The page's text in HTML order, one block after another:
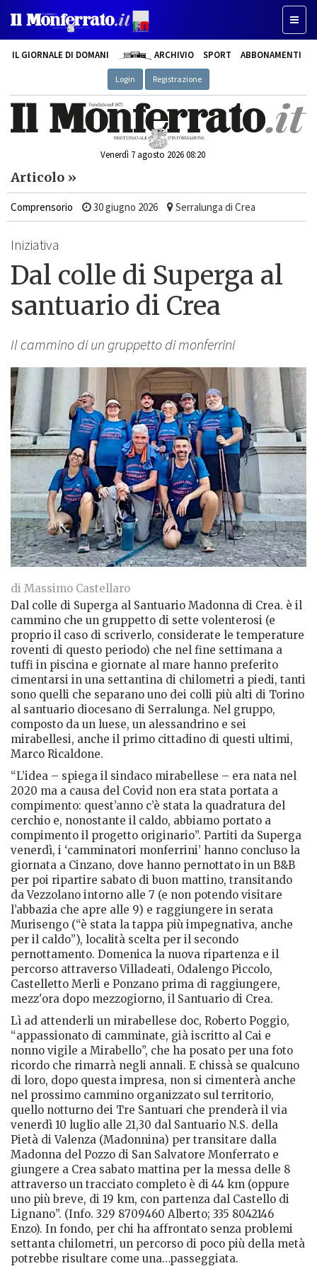
IL GIORNALE DI DOMANI ARCHIVIO SPORT ABBONAMENTI
Login Registrazione
Venerdì 7 agosto 2026 08:20
Articolo »
Comprensorio 30 giugno 2026 Serralunga di Crea
Iniziativa
Dal colle di Superga al
santuario di Crea
Il cammino di un gruppetto di monferrini
di Massimo Castellaro
Dal colle di Superga al Santuario Madonna di Crea. è il
cammino che un gruppetto di sette volenterosi (e
proprio il caso di scriverlo, considerate le temperature
roventi di questo periodo) che nel fine settimana a
tuffi in piscina e giornate al mare hanno preferito
cimentarsi in una settantina di chilometri a piedi, tanti
sono quelli che separano uno dei colli più alti di Torino
al santuario diocesano di Serralunga. Nel gruppo,
composto da un luese, un alessandrino e sei
mirabellesi, anche il primo cittadino di questi ultimi,
Marco Ricaldone.
“L’idea – spiega il sindaco mirabellese – era nata nel
2020 ma a causa del Covid non era stata portata a
compimento: quest’anno c’è stata la quadratura del
cerchio e, nonostante il caldo, abbiamo portato a
compimento il progetto originario”. Partiti da Superga
venerdì, i ‘camminatori monferrini’ hanno concluso la
giornata a Cinzano, dove hanno pernottato in un B&B
per poi ripartire sabato di buon mattino, transitando
da Vezzolano intorno alle 7 (e non potendo visitare
l’abbazia che apre alle 9) e raggiungere in serata
Murisengo (“è stata la tappa più impegnativa, anche
per il caldo”), località scelta per il secondo
pernottamento. Domenica la nuova ripartenza e il
percorso attraverso Villadeati, Odalengo Piccolo,
Castelletto Merli e Ponzano prima di raggiungere,
mezz'ora dopo mezzogiorno, il Santuario di Crea.
Lì ad attenderli un mirabellese doc, Roberto Poggio,
“appassionato di camminate, già iscritto al Cai e
nonno vigile a Mirabello”, che ha posato per una foto
ricordo che rimarrà negli annali. E chissà se qualcuno
di loro, dopo questa impresa, non si cimenterà anche
nel prossimo cammino organizzato sul territorio,
quello notturno dei Tre Santuari che prenderà il via
venerdì 10 luglio alle 21,30 dal Santuario N.S. della
Pietà di Valenza (Madonnina) per transitare dalla
Madonna del Pozzo di San Salvatore Monferrato e
giungere a Crea sabato mattina per la messa delle 8
attraverso un tracciato completo è di 44 km (oppure
uno più breve, di 19 km, con partenza dal Castello di
Lignano”. (Info. 329 8709460 Alberto; 335 8042146
Enzo). In fondo, per chi ha affrontato senza problemi
settanta chilometri, un percorso di poco più della metà
potrebbe risultare come una…passeggiata.